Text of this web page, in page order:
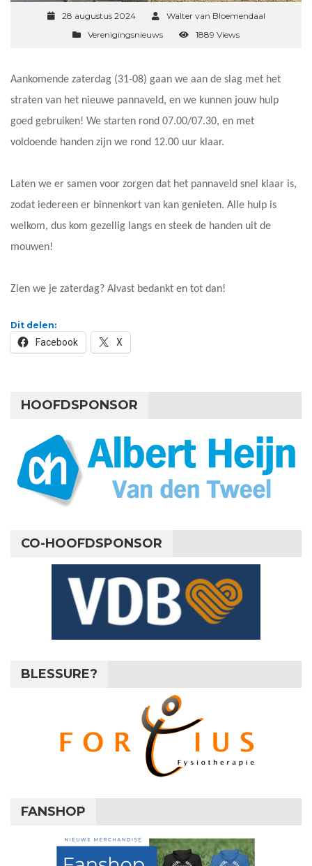
28 augustus 2024
Walter van Bloemendaal
Verenigingsnieuws
1889 Views
Aankomende zaterdag (31-08) gaan we aan de slag met het
straten van het nieuwe pannaveld, en we kunnen jouw hulp
goed gebruiken! We starten rond 07.00/07.30, en met
voldoende handen zijn we rond 12.00 uur klaar.
Laten we er samen voor zorgen dat het pannaveld snel klaar is,
zodat iedereen er binnenkort van kan genieten. Alle hulp is
welkom, dus kom gezellig langs en steek de handen uit de
mouwen!
Zien we je zaterdag? Alvast bedankt en tot dan!
Dit delen:
Facebook X
HOOFDSPONSOR
CO-HOOFDSPONSOR
BLESSURE?
FANSHOP